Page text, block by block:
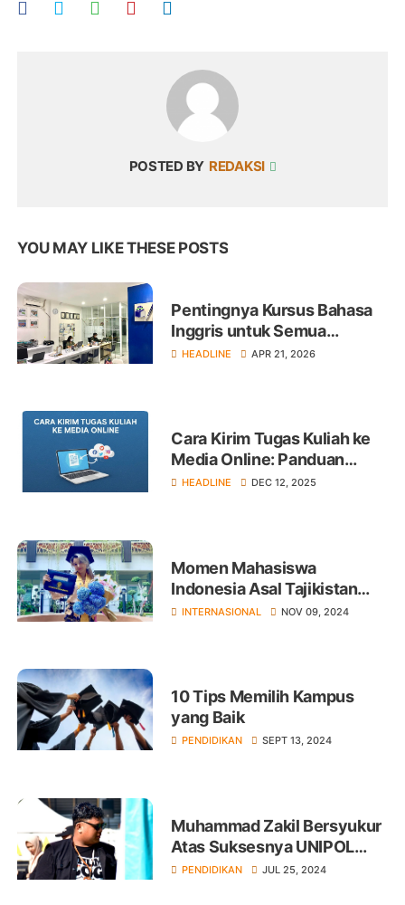
POSTED BY REDAKSI
YOU MAY LIKE THESE POSTS
Pentingnya Kursus Bahasa
Inggris untuk Semua
Kalangan
HEADLINE APR 21, 2026
Cara Kirim Tugas Kuliah ke
Media Online: Panduan
Lengkap untuk Mahasiswa
HEADLINE DEC 12, 2025
Momen Mahasiswa
Indonesia Asal Tajikistan
Lulus Studi di UNDIP
INTERNASIONAL NOV 09, 2024
10 Tips Memilih Kampus
yang Baik
PENDIDIKAN SEPT 13, 2024
Muhammad Zakil Bersyukur
Atas Suksesnya UNIPOL
Fest 2024
PENDIDIKAN JUL 25, 2024